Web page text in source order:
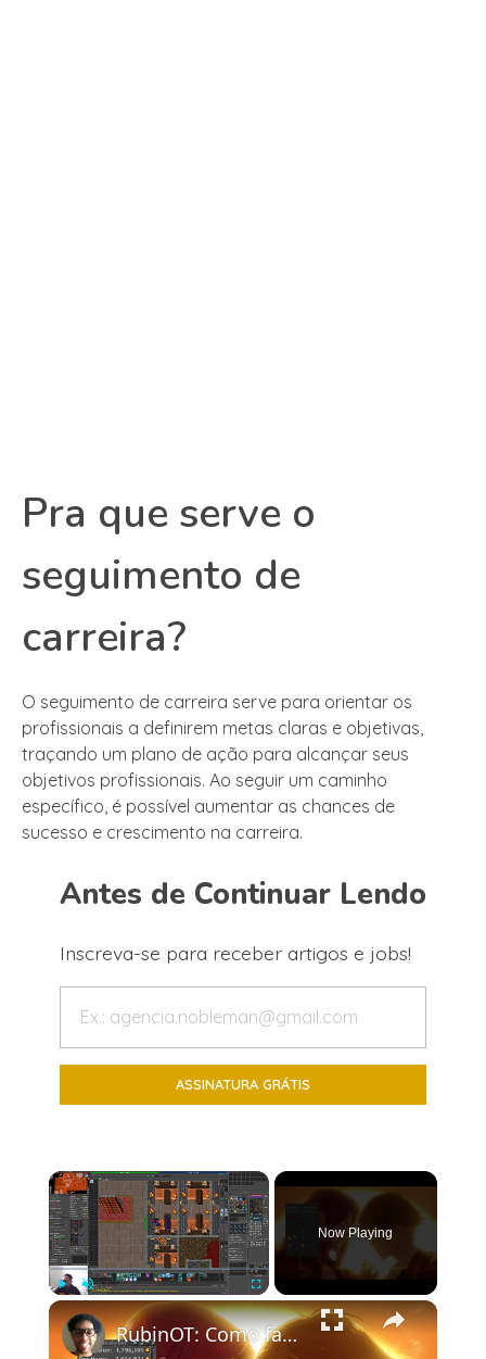
Pra que serve o
seguimento de
carreira?
O seguimento de carreira serve para orientar os
profissionais a definirem metas claras e objetivas,
traçando um plano de ação para alcançar seus
objetivos profissionais. Ao seguir um caminho
específico, é possível aumentar as chances de
sucesso e crescimento na carreira.
Antes de Continuar Lendo
Inscreva-se para receber artigos e jobs!
×
Fullscreen
Now Playing
×
RubinOT: Como farmar 2kk de lucro por hora nas Spikes -8